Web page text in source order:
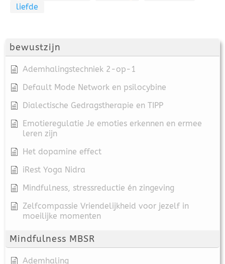
liefde
bewustzijn
Ademhalingstechniek 2-op-1
Default Mode Network en psilocybine
Dialectische Gedragstherapie en TIPP
Emotieregulatie Je emoties erkennen en ermee
leren zijn
Het dopamine effect
iRest Yoga Nidra
Mindfulness, stressreductie én zingeving
Zelfcompassie Vriendelijkheid voor jezelf in
moeilijke momenten
Mindfulness MBSR
Ademhaling